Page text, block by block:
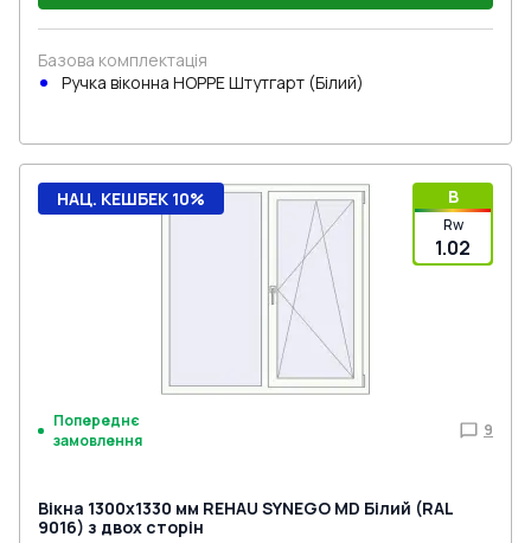
Базова комплектація
Ручка віконна HOPPE Штутгарт (Білий)
B
Rw
1.02
НАЦ. КЕШБЕК 10%
Попереднє
замовлення
9
Вікна 1300x1330 мм REHAU SYNEGO MD Білий (RAL
9016) з двох сторін